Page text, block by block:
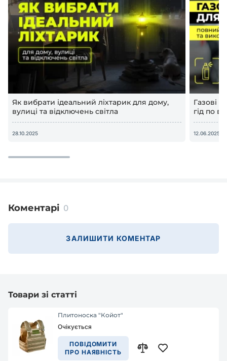
Як вибрати ідеальний ліхтарик для дому,
вулиці та відключень світла
28.10.2025
Газові
гід по
12.06.2025
Коментарі 0
ЗАЛИШИТИ КОМЕНТАР
Товари зі статті
Плитоноска "Койот"
Очікується
ПОВІДОМИТИ
ПРО НАЯВНІСТЬ